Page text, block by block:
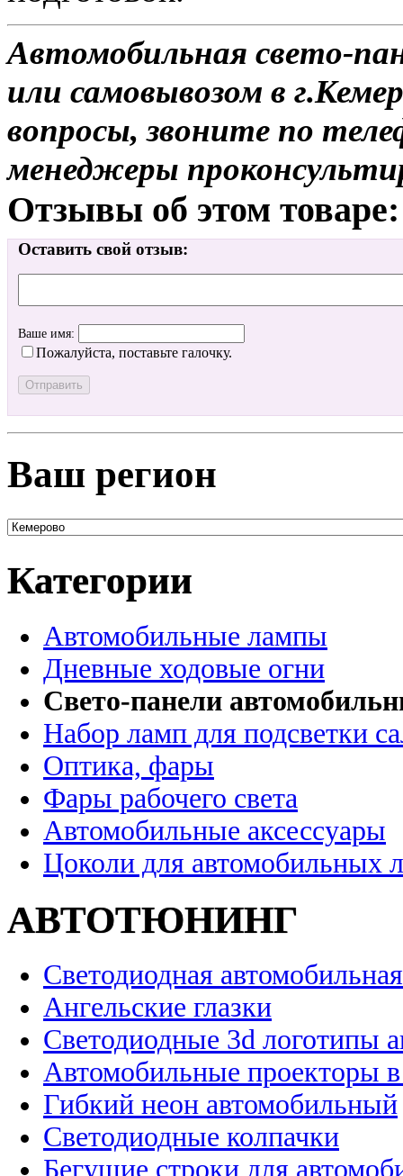
Автомобильная свето-
или самовывозом в
вопросы, звоните по
менеджеры
Отзывы об этом товаре:
Оставить свой отзыв:
Ваше имя:
Пожалуйста, поставьте галочку.
Ваш регион
Категории
Автомобильные лампы
Дневные ходовые огни
Свето-панели
Набор ламп для подсветки
Оптика, фары
Фары рабочего света
Автомобильные аксессуары
Цоколи для автомобильных
АВТОТЮНИНГ
Светодиодная
Ангельские глазки
Светодиодные 3d логотипы
Автомобильные проекторы
Гибкий неон автомобильный
Светодиодные колпачки
Бегущие строки для